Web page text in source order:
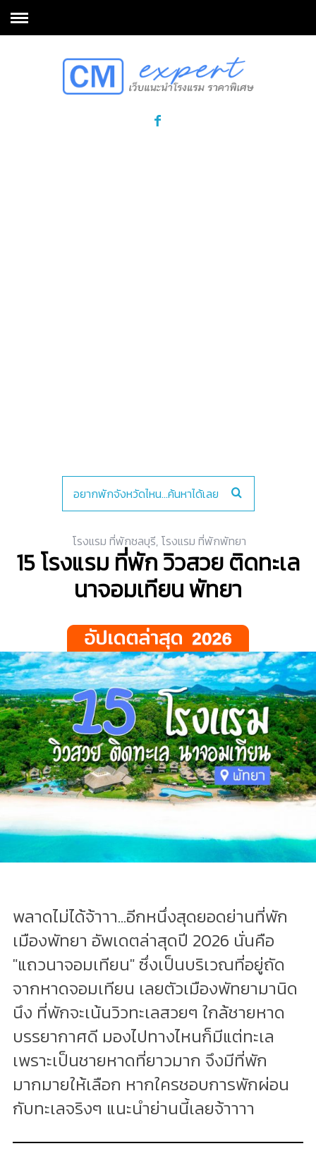
โรงแรม ที่พักชลบุรี, โรงแรม ที่พักพัทยา
15 โรงแรม ที่พัก วิวสวย ติดทะเล
นาจอมเทียน พัทยา
พลาดไม่ได้จ้าาา...อีกหนึ่งสุดยอดย่านที่พัก
เมืองพัทยา อัพเดตล่าสุดปี 2026 นั่นคือ
"แถวนาจอมเทียน" ซึ่งเป็นบริเวณที่อยู่ถัด
จากหาดจอมเทียน เลยตัวเมืองพัทยามานิด
นึง ที่พักจะเน้นวิวทะเลสวยๆ ใกล้ชายหาด
บรรยากาศดี มองไปทางไหนก็มีแต่ทะเล
เพราะเป็นชายหาดที่ยาวมาก จึงมีที่พัก
มากมายให้เลือก หากใครชอบการพักผ่อน
กับทะเลจริงๆ แนะนำย่านนี้เลยจ้าาาา